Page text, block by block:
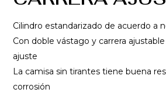
Cilindro estandarizado de acuerdo a
Con doble vástago y carrera
ajuste
La camisa sin tirantes tiene buena
corrosión